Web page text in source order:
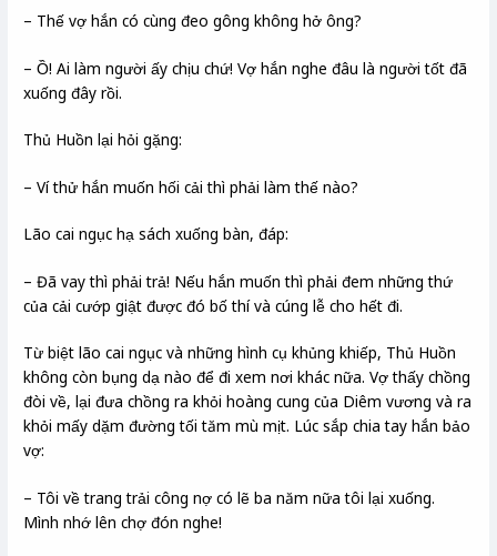
– Thế vợ hắn có cùng đeo gông không hở ông?
– Ồ! Ai làm người ấy chịu chứ! Vợ hắn nghe đâu là người tốt đã
xuống đây rồi.
Thủ Huồn lại hỏi gặng:
– Ví thử hắn muốn hối cải thì phải làm thế nào?
Lão cai ngục hạ sách xuống bàn, đáp:
– Đã vay thì phải trả! Nếu hắn muốn thì phải đem những thứ
của cải cướp giật được đó bố thí và cúng lễ cho hết đi.
Từ biệt lão cai ngục và những hình cụ khủng khiếp, Thủ Huồn
không còn bụng dạ nào để đi xem nơi khác nữa. Vợ thấy chồng
đòi về, lại đưa chồng ra khỏi hoàng cung của Diêm vương và ra
khỏi mấy dặm đường tối tăm mù mịt. Lúc sắp chia tay hắn bảo
vợ:
– Tôi về trang trải công nợ có lẽ ba năm nữa tôi lại xuống.
Mình nhớ lên chợ đón nghe!